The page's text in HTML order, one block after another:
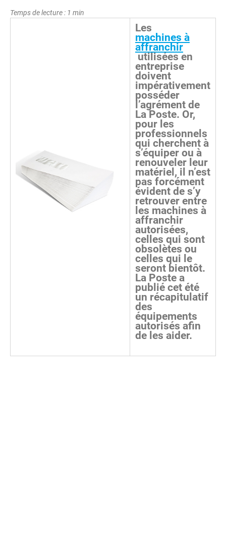
Temps de lecture : 1 min
Les
machines à
affranchir
utilisées en
entreprise
doivent
impérativement
posséder
l’agrément de
La Poste. Or,
pour les
professionnels
qui cherchent à
s’équiper ou à
renouveler leur
matériel, il n’est
pas forcément
évident de s’y
retrouver entre
les machines à
affranchir
autorisées,
celles qui sont
obsolètes ou
celles qui le
seront bientôt.
La Poste a
publié cet été
un récapitulatif
des
équipements
autorisés afin
de les aider.